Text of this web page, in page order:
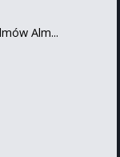
Alm...